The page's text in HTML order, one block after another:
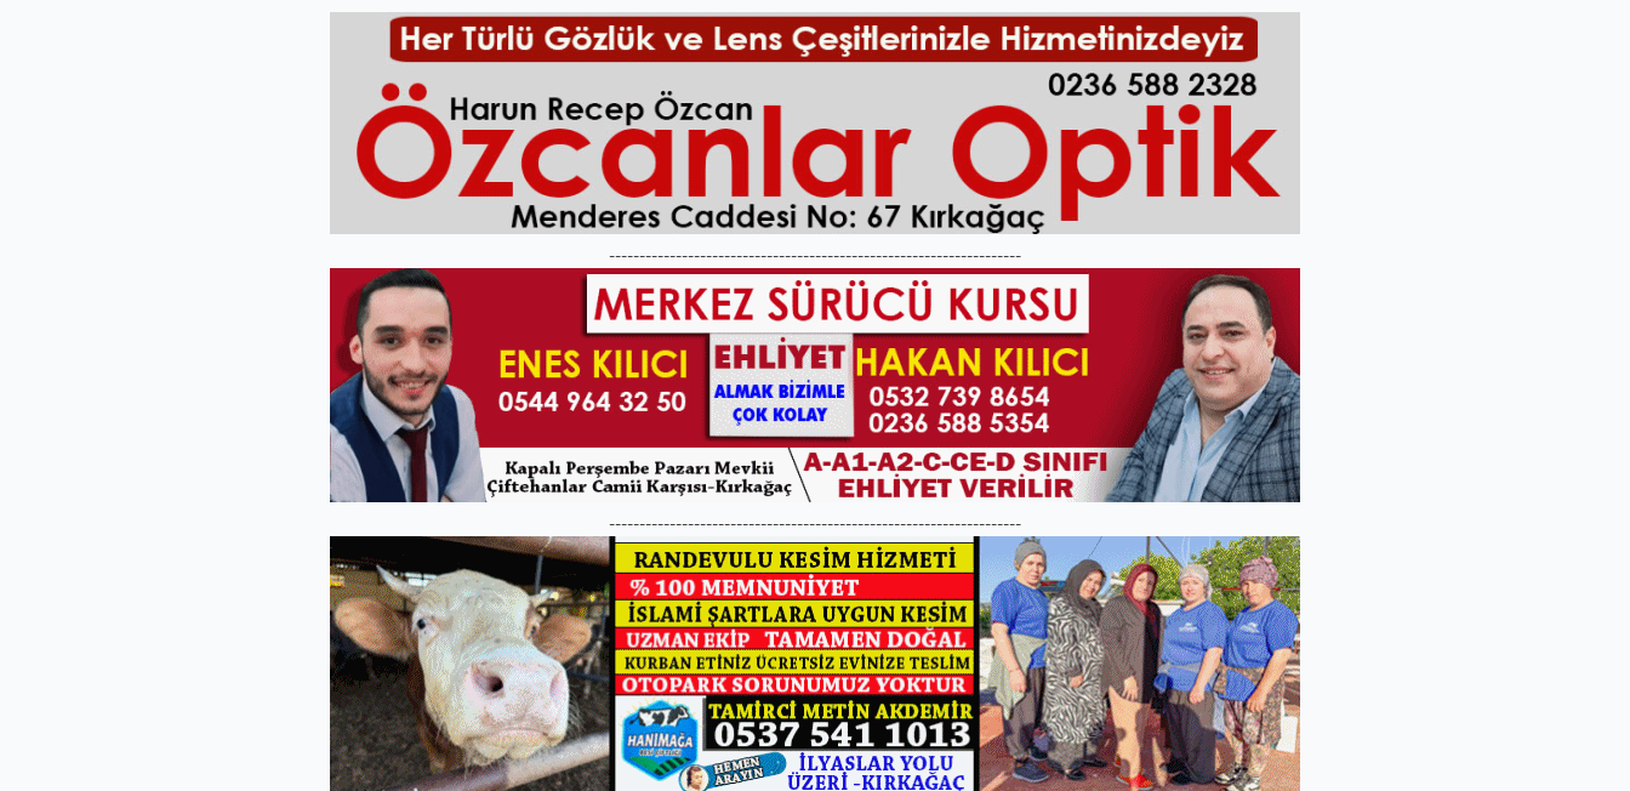
--------------------------------------------------------------------
--------------------------------------------------------------------